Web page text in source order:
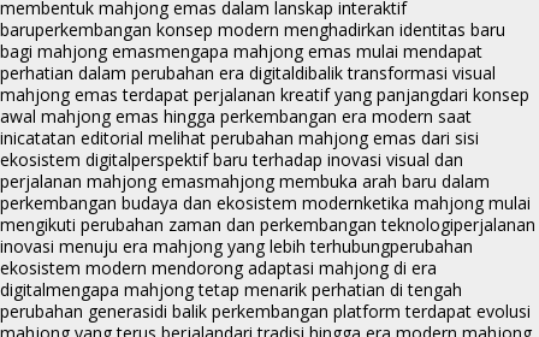
membentuk mahjong emas dalam lanskap interaktif
baruperkembangan konsep modern menghadirkan identitas baru
bagi mahjong emasmengapa mahjong emas mulai mendapat
perhatian dalam perubahan era digitaldibalik transformasi visual
mahjong emas terdapat perjalanan kreatif yang panjangdari konsep
awal mahjong emas hingga perkembangan era modern saat
inicatatan editorial melihat perubahan mahjong emas dari sisi
ekosistem digitalperspektif baru terhadap inovasi visual dan
perjalanan mahjong emasmahjong membuka arah baru dalam
perkembangan budaya dan ekosistem modernketika mahjong mulai
mengikuti perubahan zaman dan perkembangan teknologiperjalanan
inovasi menuju era mahjong yang lebih terhubungperubahan
ekosistem modern mendorong adaptasi mahjong di era
digitalmengapa mahjong tetap menarik perhatian di tengah
perubahan generasidi balik perkembangan platform terdapat evolusi